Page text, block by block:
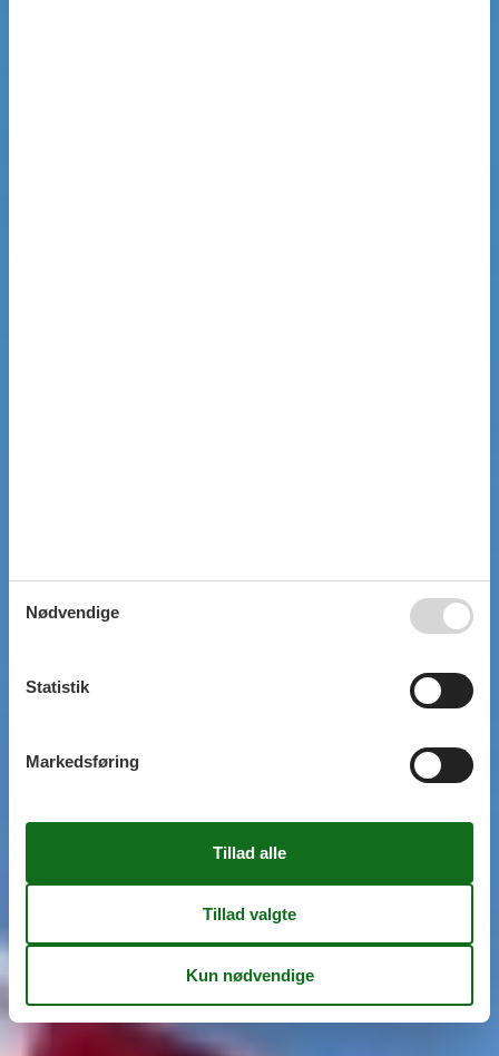
Nødvendige
Statistik
Markedsføring